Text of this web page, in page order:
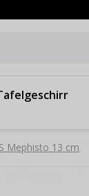
Mephisto 13 cm